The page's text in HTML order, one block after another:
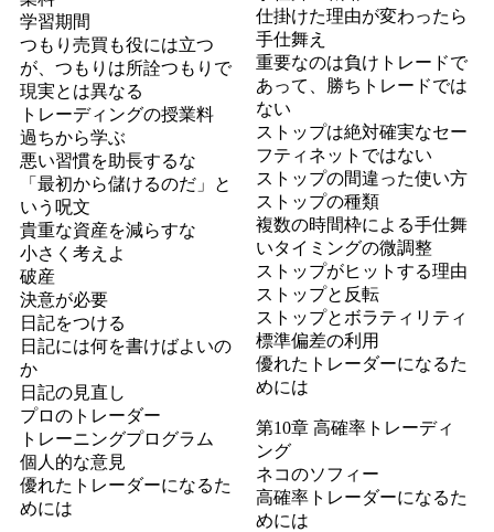
学習期間
つもり売買も役には立つ
が、つもりは所詮つもりで
現実とは異なる
トレーディングの授業料
過ちから学ぶ
悪い習慣を助長するな
「最初から儲けるのだ」と
いう呪文
貴重な資産を減らすな
小さく考えよ
破産
決意が必要
日記をつける
日記には何を書けばよいの
か
日記の見直し
プロのトレーダー
トレーニングプログラム
個人的な意見
優れたトレーダーになるた
めには
仕掛けた理由が変わったら
手仕舞え
重要なのは負けトレードで
あって、勝ちトレードでは
ない
ストップは絶対確実なセー
フティネットではない
ストップの間違った使い方
ストップの種類
複数の時間枠による手仕舞
いタイミングの微調整
ストップがヒットする理由
ストップと反転
ストップとボラティリティ
標準偏差の利用
優れたトレーダーになるた
めには
第10章 高確率トレーディ
ング
ネコのソフィー
高確率トレーダーになるた
めには